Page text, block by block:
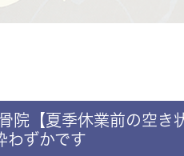
院【夏季休業前の空き
わずかです